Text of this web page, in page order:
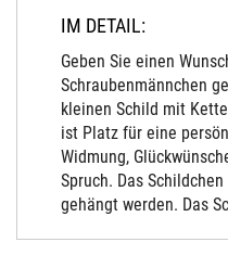
IM DETAIL:
Geben Sie einen
Schraubenmännchen
kleinen Schild mit
ist Platz für eine
Widmung,
Spruch. Das
gehängt werden. Das